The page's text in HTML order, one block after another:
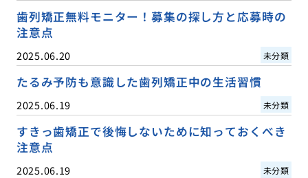
歯列矯正無料モニター！募集の探し方と応募時の
注意点
2025.06.20 未分類
たるみ予防も意識した歯列矯正中の生活習慣
2025.06.19 未分類
すきっ歯矯正で後悔しないために知っておくべき
注意点
2025.06.19 未分類